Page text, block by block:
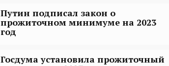
Путин подписал закон о
прожиточном минимуме на 2023
год
Госдума установила прожиточный